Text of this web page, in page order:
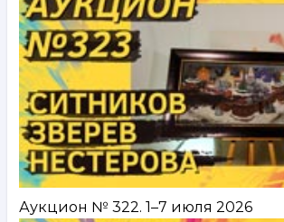
Аукцион № 322. 1–7 июля 2026